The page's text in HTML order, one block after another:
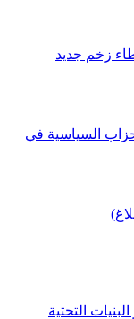
زخم جديد
السياسية في
التحتية